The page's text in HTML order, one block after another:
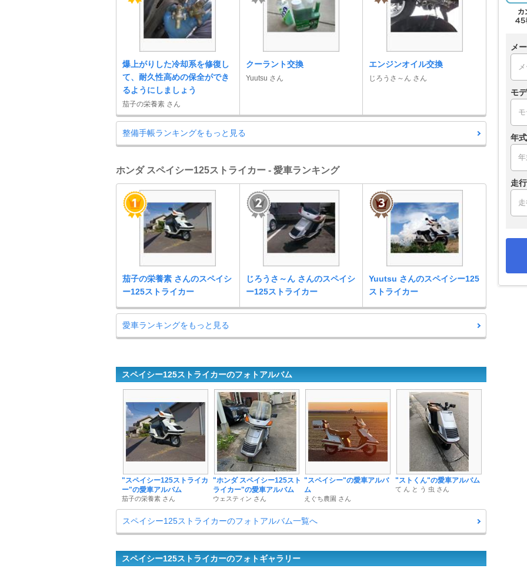
爆上がりした冷却系を修復し
て、耐久性高めの保全ができ
るようにしましょう
茄子の栄養素 さん
クーラント交換
Yuutsu さん
エンジンオイル交換
じろうさ～ん さん
整備手帳ランキングをもっと見る
ホンダ スペイシー125ストライカー - 愛車ランキング
茄子の栄養素 さんのスペイシ
ー125ストライカー
じろうさ～ん さんのスペイシ
ー125ストライカー
Yuutsu さんのスペイシー125
ストライカー
愛車ランキングをもっと見る
スペイシー125ストライカーのフォトアルバム
"スペイシー125ストライカ
ー"の愛車アルバム
茄子の栄養素 さん
"ホンダ スペイシー125スト
ライカー"の愛車アルバム
ウェスティン さん
"スペイシー"の愛車アルバ
ム
えぐち農園 さん
"ストくん"の愛車アルバム
て ん と う 虫 さん
スペイシー125ストライカーのフォトアルバム一覧へ
スペイシー125ストライカーのフォトギャラリー
メ
モ
年式
走